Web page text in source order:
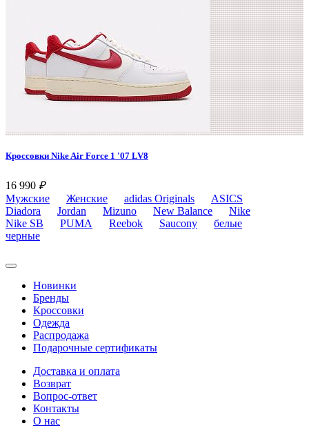
Кроссовки Nike Air Force 1 '07 LV8
16 990 ₽
Мужские
Женские adidas Originals
ASICS
Diadora
Jordan Mizuno New Balance
Nike
Nike SB
PUMA Reebok Saucony
белые
черные
Новинки
Бренды
Кроссовки
Одежда
Распродажа
Подарочные сертификаты
Доставка и оплата
Возврат
Вопрос-ответ
Контакты
О нас